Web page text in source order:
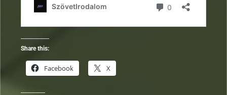
Share this:
Facebook X